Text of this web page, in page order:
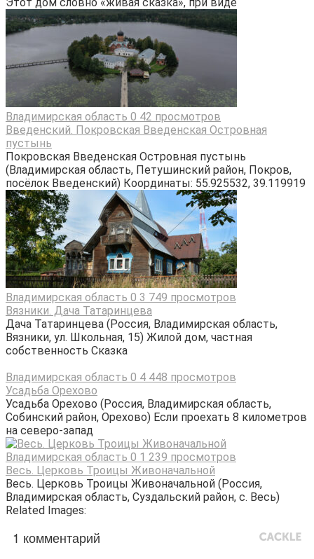
Владимирская область 0 42 просмотров
Введенский. Покровская Введенская Островная
пустынь
Покровская Введенская Островная пустынь
(Владимирская область, Петушинский район, Покров,
посёлок Введенский) Координаты: 55.925532, 39.119919
Владимирская область 0 3 749 просмотров
Вязники. Дача Татаринцева
Дача Татаринцева (Россия, Владимирская область,
Вязники, ул. Школьная, 15) Жилой дом, частная
собственность Сказка
Владимирская область 0 4 448 просмотров
Усадьба Орехово
Усадьба Орехово (Россия, Владимирская область,
Собинский район, Орехово) Если проехать 8 километров
на северо-запад
Владимирская область 0 1 239 просмотров
Весь. Церковь Троицы Живоначальной
Весь. Церковь Троицы Живоначальной (Россия,
Владимирская область, Суздальский район, с. Весь)
Related Images:
1 комментарий